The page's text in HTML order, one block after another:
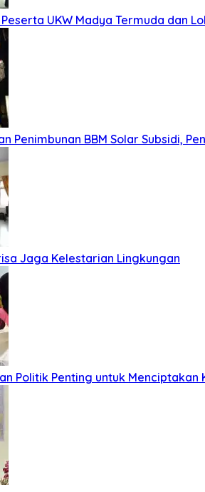
UKW Madya Termuda dan
Penimbunan BBM Solar Subsidi,
Jaga Kelestarian Lingkungan
Politik Penting untuk